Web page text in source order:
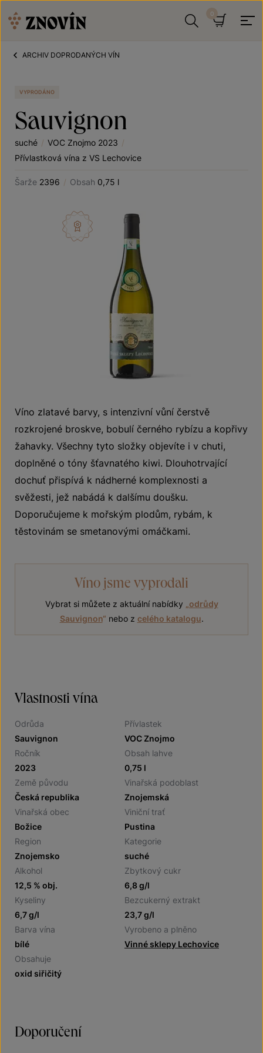
ARCHIV DOPRODANÝCH VÍN
VYPRODÁNO
Sauvignon
suché / VOC Znojmo 2023 /
Přívlastková vína z VS Lechovice
Šarže 2396 / Obsah 0,75 l
Víno zlatavé barvy, s intenzivní vůní čerstvě
rozkrojené broskve, bobulí černého rybízu a kopřivy
žahavky. Všechny tyto složky objevíte i v chuti,
doplněné o tóny šťavnatého kiwi. Dlouhotrvající
dochuť přispívá k nádherné komplexnosti a
svěžesti, jež nabádá k dalšímu doušku.
Doporučujeme k mořským plodům, rybám, k
těstovinám se smetanovými omáčkami.
Víno jsme vyprodali
Vybrat si můžete z aktuální nabídky
odrůdy
Sauvignon“ nebo z celého katalogu.
Vlastnosti vína
Odrůda
Sauvignon
Přívlastek
VOC Znojmo
Ročník
2023
Obsah lahve
0,75 l
Země původu
Česká republika
Vinařská podoblast
Znojemská
Vinařská obec
Božice
Viniční trať
Pustina
Region
Znojemsko
Kategorie
suché
Alkohol
12,5 % obj.
Zbytkový cukr
6,8 g/l
Kyseliny
6,7 g/l
Bezcukerný extrakt
23,7 g/l
Barva vína
bílé
Vyrobeno a plněno
Vinné sklepy Lechovice
Obsahuje
oxid siřičitý
Doporučení